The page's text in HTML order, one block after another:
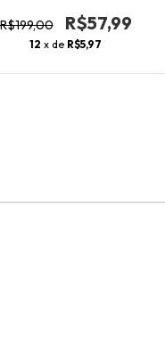
R$199,00 R$57,99
12 x de R$5,97